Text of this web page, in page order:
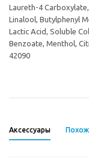
Laureth-4
Linalool, Butylphenyl
Lactic Acid, Soluble
Benzoate, Menthol,
42090
Аксессуары